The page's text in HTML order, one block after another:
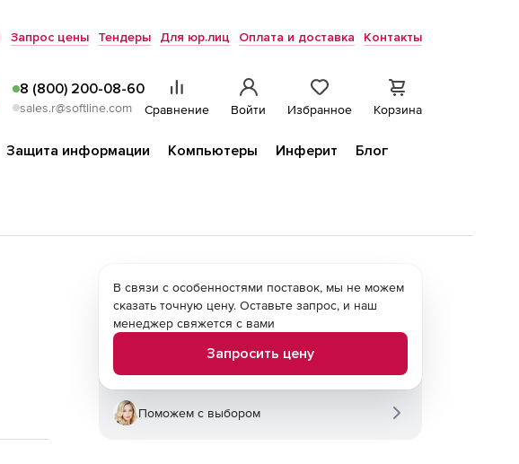
Запрос цены Тендеры Для юр.лиц Оплата и доставка Контакты
8 (800) 200-08-60
sales.r@softline.com Сравнение Войти Избранное Корзина
Защита информации Компьютеры Инферит
Блог
В связи с особенностями поставок, мы не можем
сказать точную цену. Оставьте запрос, и наш
менеджер свяжется с вами
Запросить цену
Поможем с выбором